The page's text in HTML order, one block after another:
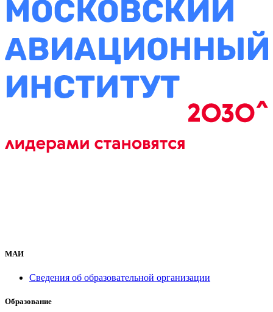
МАИ
Сведения об образовательной организации
Образование